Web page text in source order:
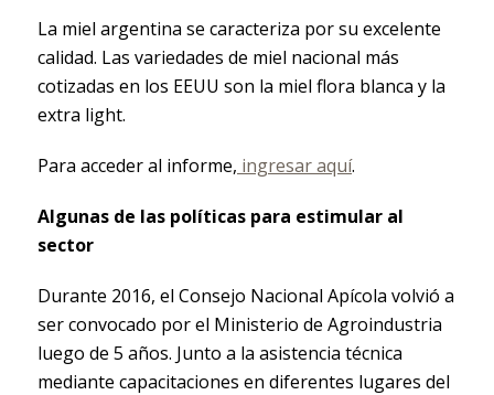
La miel argentina se caracteriza por su excelente
calidad. Las variedades de miel nacional más
cotizadas en los EEUU son la miel flora blanca y la
extra light.
Para acceder al informe, ingresar aquí.
Algunas de las políticas para estimular al
sector
Durante 2016, el Consejo Nacional Apícola volvió a
ser convocado por el Ministerio de Agroindustria
luego de 5 años. Junto a la asistencia técnica
mediante capacitaciones en diferentes lugares del